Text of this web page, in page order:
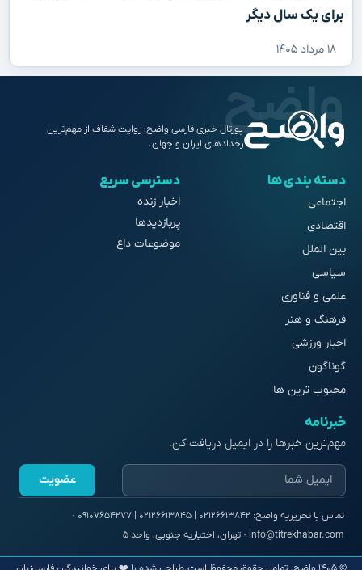
برای یک سال دیگر
۱۸ مرداد ۱۴۰۵
پورتال خبری فارسی واضح؛ روایت شفاف از مهم‌ترین
رخدادهای ایران و جهان.
دسته بندی ها
اجتماعی
اقتصادی
بین الملل
سیاسی
علمی و فناوری
فرهنگ و هنر
اخبار ورزشی
گوناگون
محبوب ترین ها
دسترسی سریع
اخبار زنده
پربازدیدها
موضوعات داغ
خبرنامه
مهم‌ترین خبرها را در ایمیل دریافت کن.
عضویت